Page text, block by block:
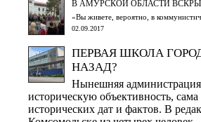
В АМУРСКОЙ ОБЛАСТИ
«Вы живете, вероятно, в
02.09.2017
ПЕРВАЯ ШКОЛА
НАЗАД?
Нынешняя администрация
историческую объективность,
исторических дат и фактов. В